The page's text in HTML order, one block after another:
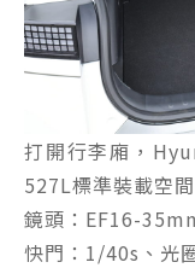
打開行李廂，
527L標準裝載空間
鏡頭：EF16-
快門：1/40s、光